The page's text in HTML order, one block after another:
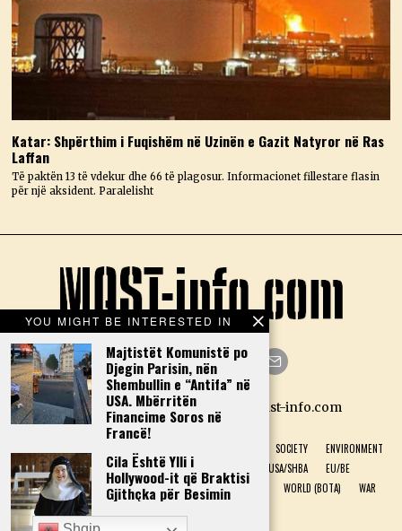
Katar: Shpërthim i Fuqishëm në Uzinën e Gazit Natyror në Ras
Laffan
Të paktën 13 të vdekur dhe 66 të plagosur. Informacionet fillestare flasin
për një aksident. Paralelisht
YOU MIGHT BE INTERESTED IN
Majtistët Komunistë po
Djegin Parisin, nën
Shembullin e “Antifa” në
USA. Mbërritën
Financime Soros në
Francë!
Cila Është Ylli i
Hollywood-it që Braktisi
Gjithçka për Besimin
Facebook
TwitterInstagram
LinkedInYouTube
Designed by N.D. — Copyright Mast-info.com
SOCIETY
ENVIRONMENT
NATURAL PHENOMENON
HEALTH USA/SHBA
EU/BE
ALBANIA (SHQIPËRI)
GREECE (GREQI) TECHNOLOGY WORLD (BOTA)
WAR